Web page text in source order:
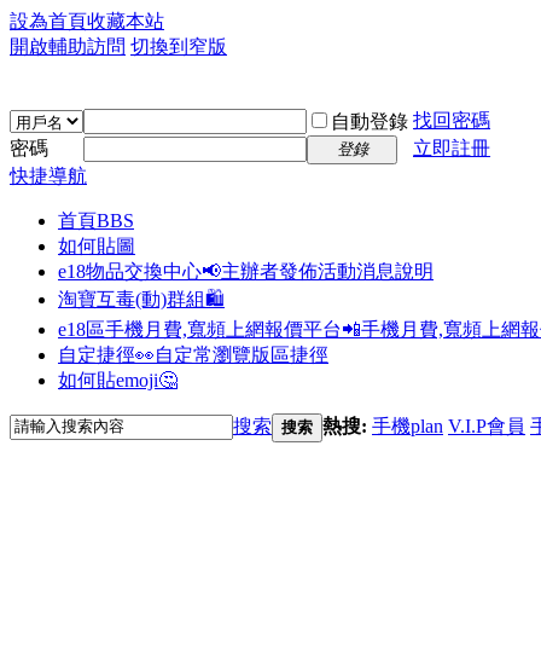
設為首頁收藏本站
開啟輔助訪問 切換到窄版
自動登錄 找回密碼
密碼
登錄
立即註冊
快捷導航
首頁BBS
如何貼圖
e18物品交換中心📢主辦者發佈活動消息說明
淘寶互毒(動)群組🛍️
e18區手機月費,寬頻上網報價平台📲手機月費,寬頻上網
自定捷徑👀自定常瀏覽版區捷徑
如何貼emoji🤔
搜索 搜索 熱搜: 手機plan V.I.P會員